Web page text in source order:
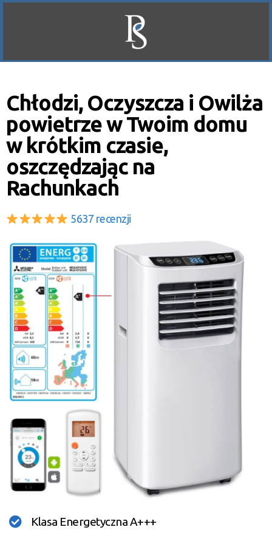
Chłodzi, Oczyszcza i Owilża
powietrze w Twoim domu
w krótkim czasie,
oszczędzając na
Rachunkach
5637 recenzji
Klasa Energetyczna A+++